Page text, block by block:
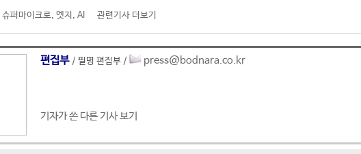
슈퍼마이크로, 엣지 , AI 관련기사 더보기
편집부 / 필명 편집부 / press@bodnara.co.kr
기자가 쓴 다른 기사 보기